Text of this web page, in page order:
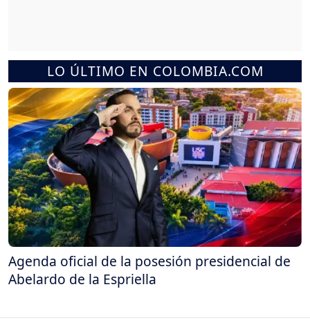
LO ÚLTIMO EN COLOMBIA.COM
Agenda oficial de la posesión presidencial de
Abelardo de la Espriella